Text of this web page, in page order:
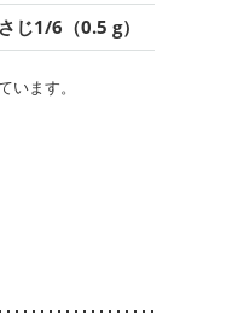
じ1/6（0.5 g）
ます。